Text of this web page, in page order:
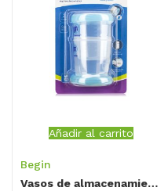
Añadir al carrito
Begin
Vasos de almacenamiento 6 oz Begin